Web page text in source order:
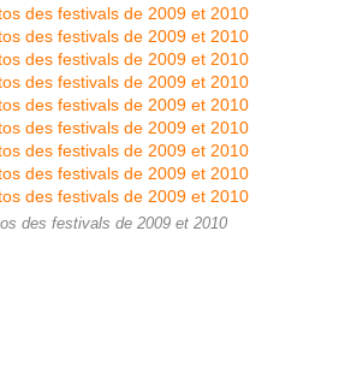
des festivals de 2009 et 2010